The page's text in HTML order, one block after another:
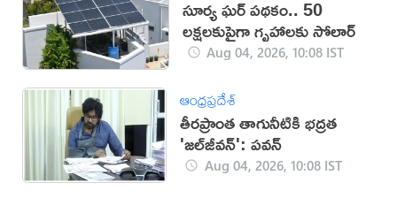
సూర్య ఘర్ పథకం.. 50
లక్షలకుపైగా గృహాలకు సోలార్
Aug 04, 2026, 10:08 IST
ఆంధ్రప్రదేశ్
తీరప్రాంత తాగునీటికి భద్రత
'జల్‌జీవన్': పవన్‌
Aug 04, 2026, 10:08 IST